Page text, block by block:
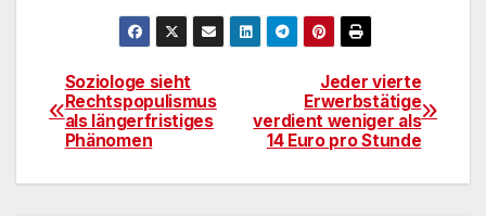
BeitragsnavigationJeder vierte
Erwerbstätige
verdient weniger als
14 Euro pro Stunde
Soziologe sieht
Rechtspopulismus
als längerfristiges
Phänomen